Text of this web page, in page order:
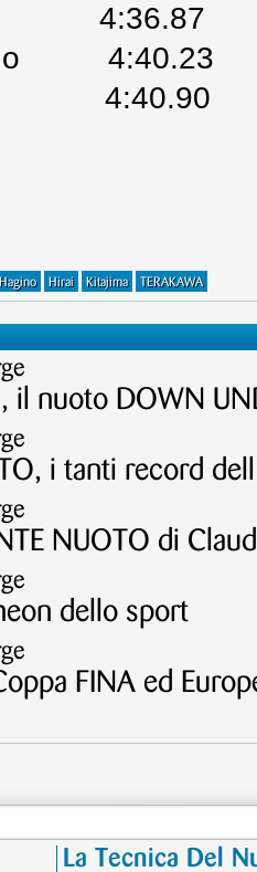
4:36.87
4:40.23
4:40.90
Hagino Hirai Kitajima TERAKAWA
il nuoto DOWN
i tanti record
NUOTO di
dello sport
FINA ed
La Tecnica Del